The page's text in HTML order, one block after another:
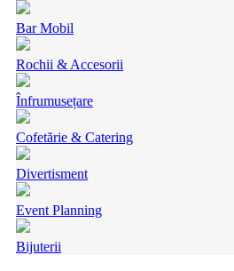
Bar Mobil
Rochii & Accesorii
Înfrumusețare
Cofetărie & Catering
Divertisment
Event Planning
Bijuterii